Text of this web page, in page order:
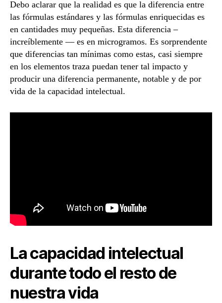
Debo aclarar que la realidad es que la diferencia entre
las fórmulas estándares y las fórmulas enriquecidas es
en cantidades muy pequeñas. Esta diferencia –
increíblemente — es en microgramos. Es sorprendente
que diferencias tan mínimas como estas, casi siempre
en los elementos traza puedan tener tal impacto y
producir una diferencia permanente, notable y de por
vida de la capacidad intelectual.
La capacidad intelectual
durante todo el resto de
nuestra vida